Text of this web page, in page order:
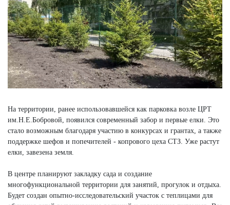
На территории, ранее использовавшейся как парковка возле ЦРТ
им.Н.Е.Бобровой, появился современный забор и первые елки. Это
стало возможным благодаря участию в конкурсах и грантах, а также
поддержке шефов и попечителей - копрового цеха СТЗ. Уже растут
елки, завезена земля.
В центре планируют закладку сада и создание
многофункциональной территории для занятий, прогулок и отдыха.
Будет создан опытно-исследовательский участок с теплицами для